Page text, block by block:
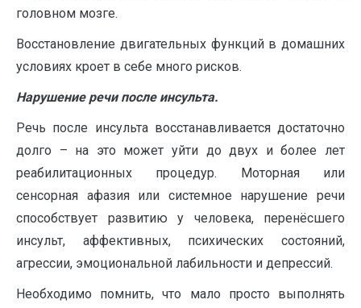
головном мозге.
Восстановление двигательных функций в домашних
условиях кроет в себе много рисков.
Нарушение речи после инсульта.
Речь после инсульта восстанавливается достаточно
долго – на это может уйти до двух и более лет
реабилитационных процедур. Моторная или
сенсорная афазия или системное нарушение речи
способствует развитию у человека, перенёсшего
инсульт, аффективных, психических состояний,
агрессии, эмоциональной лабильности и депрессий.
Необходимо помнить, что мало просто выполнять